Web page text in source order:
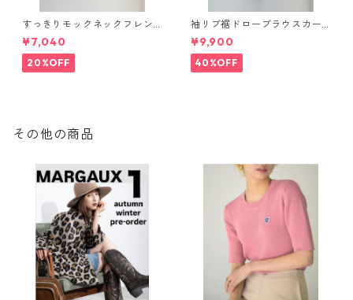
すっきりモックネックフレン
チカットソー（set up対応）
626997 PASSIONE
¥7,040
20%OFF
袖リブ裾ドローブラウスカー
ディガン 616947 passione 0
01-2601
¥9,900
40%OFF
その他の商品